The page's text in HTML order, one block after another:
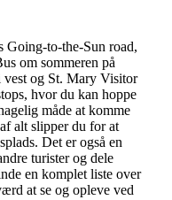
Going-to-the-Sun road,
om sommeren på
og St. Mary Visitor
hvor du kan hoppe
måde at komme
alt slipper du for at
Det er også en
turister og dele
en komplet liste over
at se og opleve ved